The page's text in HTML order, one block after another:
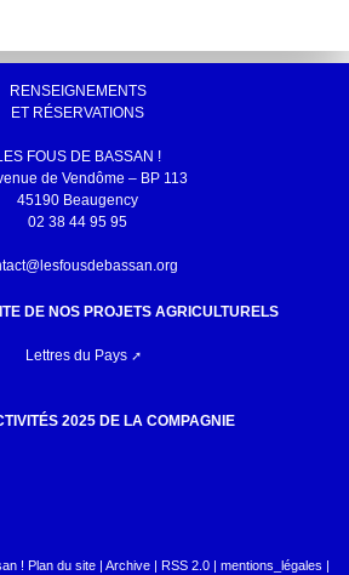
RENSEIGNEMENTS
ET RÉSERVATIONS
FOUS DE BASSAN !
de Vendôme – BP 113
45190 Beaugency
02 38 44 95 95
DE NOS PROJETS AGRICULTURELS
Lettres du Pays
2025 DE LA COMPAGNIE
! Plan du site| Archive| RSS 2.0 | mentions_légales |